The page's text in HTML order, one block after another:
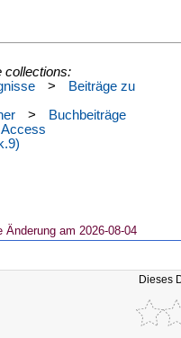
collections:
>
Beiträge zu
>
Buchbeiträge
am 2026-08-04
Dieses